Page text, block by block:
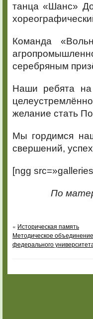
танца «Шанс»
Команда
серебряным
Наши ребята на
желание стать
Мы гордимся
свершений,
[ngg
По
« Историческая память
Методическое
федерального